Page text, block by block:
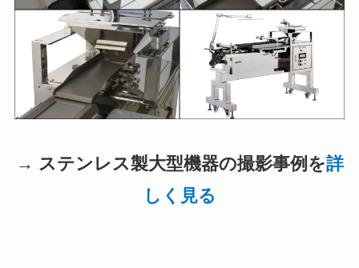
→ ステンレス製大型機器の撮影事例を詳
しく見る